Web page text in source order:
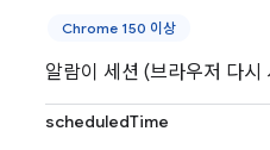
Chrome 150 이상
알람이 세션 (브라우저 다
scheduledTime